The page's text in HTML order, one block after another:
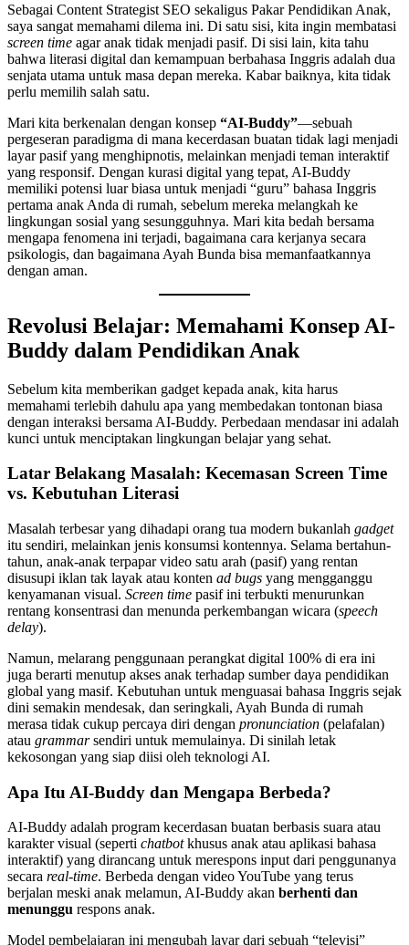
Sebagai Content Strategist SEO sekaligus Pakar Pendidikan Anak,
saya sangat memahami dilema ini. Di satu sisi, kita ingin membatasi
screen time agar anak tidak menjadi pasif. Di sisi lain, kita tahu
bahwa literasi digital dan kemampuan berbahasa Inggris adalah dua
senjata utama untuk masa depan mereka. Kabar baiknya, kita tidak
perlu memilih salah satu.
Mari kita berkenalan dengan konsep “AI-Buddy”—sebuah
pergeseran paradigma di mana kecerdasan buatan tidak lagi menjadi
layar pasif yang menghipnotis, melainkan menjadi teman interaktif
yang responsif. Dengan kurasi digital yang tepat, AI-Buddy
memiliki potensi luar biasa untuk menjadi “guru” bahasa Inggris
pertama anak Anda di rumah, sebelum mereka melangkah ke
lingkungan sosial yang sesungguhnya. Mari kita bedah bersama
mengapa fenomena ini terjadi, bagaimana cara kerjanya secara
psikologis, dan bagaimana Ayah Bunda bisa memanfaatkannya
dengan aman.
Revolusi Belajar: Memahami Konsep AI-
Buddy dalam Pendidikan Anak
Sebelum kita memberikan gadget kepada anak, kita harus
memahami terlebih dahulu apa yang membedakan tontonan biasa
dengan interaksi bersama AI-Buddy. Perbedaan mendasar ini adalah
kunci untuk menciptakan lingkungan belajar yang sehat.
Latar Belakang Masalah: Kecemasan Screen Time
vs. Kebutuhan Literasi
Masalah terbesar yang dihadapi orang tua modern bukanlah gadget
itu sendiri, melainkan jenis konsumsi kontennya. Selama bertahun-
tahun, anak-anak terpapar video satu arah (pasif) yang rentan
disusupi iklan tak layak atau konten ad bugs yang mengganggu
kenyamanan visual. Screen time pasif ini terbukti menurunkan
rentang konsentrasi dan menunda perkembangan wicara (speech
delay).
Namun, melarang penggunaan perangkat digital 100% di era ini
juga berarti menutup akses anak terhadap sumber daya pendidikan
global yang masif. Kebutuhan untuk menguasai bahasa Inggris sejak
dini semakin mendesak, dan seringkali, Ayah Bunda di rumah
merasa tidak cukup percaya diri dengan pronunciation (pelafalan)
atau grammarsendiri untuk memulainya. Di sinilah letak
kekosongan yang siap diisi oleh teknologi AI.
Apa Itu AI-Buddy dan Mengapa Berbeda?
AI-Buddy adalah program kecerdasan buatan berbasis suara atau
karakter visual (seperti chatbotkhusus anak atau aplikasi bahasa
interaktif) yang dirancang untuk merespons input dari penggunanya
secara real-time. Berbeda dengan video YouTube yang terus
berjalan meski anak melamun, AI-Buddy akan berhenti dan
menunggu respons anak.
Model pembelajaran ini mengubah layar dari sebuah “televisi”